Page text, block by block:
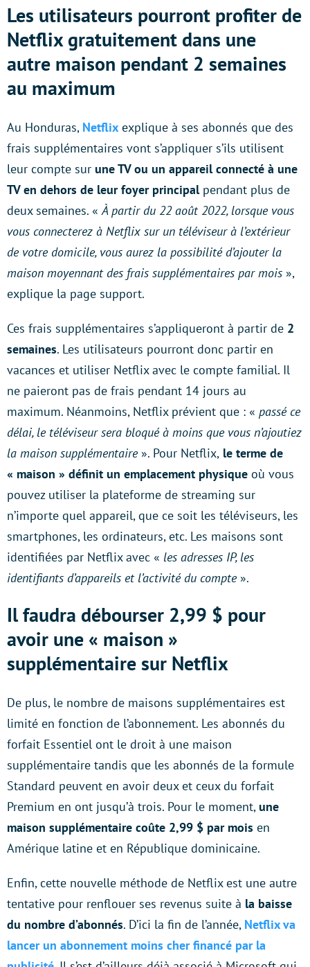
Les utilisateurs pourront profiter de
Netflix gratuitement dans une
autre maison pendant 2 semaines
au maximum
Au Honduras, Netflix explique à ses abonnés que des
frais supplémentaires vont s’appliquer s’ils utilisent
leur compte sur une TV ou un appareil connecté à une
TV en dehors de leur foyer principal pendant plus de
deux semaines. «À partir du 22 août 2022, lorsque vous
vous connecterez à Netflix sur un téléviseur à l’extérieur
de votre domicile, vous aurez la possibilité d’ajouter la
maison moyennant des frais supplémentaires par mois »,
explique la page support.
Ces frais supplémentaires s’appliqueront à partir de 2
semaines. Les utilisateurs pourront donc partir en
vacances et utiliser Netflix avec le compte familial. Il
ne paieront pas de frais pendant 14 jours au
maximum. Néanmoins, Netflix prévient que : « passé ce
délai, le téléviseur sera bloqué à moins que vous n’ajoutiez
la maison supplémentaire». Pour Netflix, le terme de
« maison » définit un emplacement physique où vous
pouvez utiliser la plateforme de streaming sur
n’importe quel appareil, que ce soit les téléviseurs, les
smartphones, les ordinateurs, etc. Les maisons sont
identifiées par Netflix avec « les adresses IP, les
identifiants d’appareils et l’activité du compte».
Il faudra débourser 2,99 $ pour
avoir une « maison »
supplémentaire sur Netflix
De plus, le nombre de maisons supplémentaires est
limité en fonction de l’abonnement. Les abonnés du
forfait Essentiel ont le droit à une maison
supplémentaire tandis que les abonnés de la formule
Standard peuvent en avoir deux et ceux du forfait
Premium en ont jusqu’à trois. Pour le moment, une
maison supplémentaire coûte 2,99 $ par mois en
Amérique latine et en République dominicaine.
Enfin, cette nouvelle méthode de Netflix est une autre
tentative pour renflouer ses revenus suite à la baisse
du nombre d’abonnés. D’ici la fin de l’année, Netflix va
lancer un abonnement moins cher financé par la